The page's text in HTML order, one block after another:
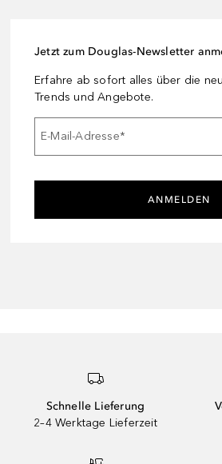
Jetzt zum Douglas-Newsletter
Erfahre ab sofort alles über die
Trends und Angebote.
E-Mail-Adresse*
ANMELDEN
Schnelle Lieferung
2–4 Werktage Lieferzeit